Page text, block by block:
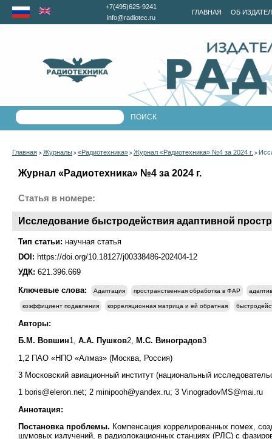
ГЛАВНАЯ ОБ
+7(495)625-9241
info@radiotec.ru
Главная > Журналы > «Радиотехника» > Журнал «Радиотехника» №4 за 2024 г. >
Журнал «Радиотехника» №4 за 2024 г.
Статья в номере:
Исследование быстродействия адаптивной
Тип статьи: научная статья
DOI: https://doi.org/10.18127/j00338486-202404-12
УДК: 621.396.669
Ключевые слова:
Адаптация пространственная обработка в ФАР
коэффициент подавления корреляционная матрица и ей обратная
Авторы:
Б.М. Вовшин1, А.А. Пушков2, М.С. Виноградов3
1,2 ПАО «НПО «Алмаз» (Москва, Россия)
3 Московский авиационный институт (национальный
1 boris@eleron.net; 2 minipooh@yandex.ru; 3 VinogradovMS@mai.ru
Аннотация:
Постановка проблемы. Компенсация коррелированных помех,
шумовых излучений, в радиолокационных станциях (РЛС) с